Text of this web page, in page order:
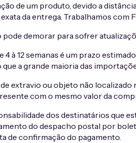
de um produto, devido a
exata da entrega. Trabalhamos
demorar para sofrer
4 à 12 semanas é um prazo
a grande maioria das
extravio ou objeto não
com o mesmo valor da
dos destinatários que
do despacho postal por
de confirmação do pagamento.